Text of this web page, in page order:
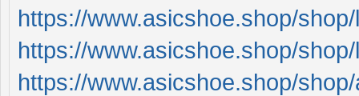
https://www.asicshoe.shop/
https://www.asicshoe.shop/
https://www.asicshoe.shop/